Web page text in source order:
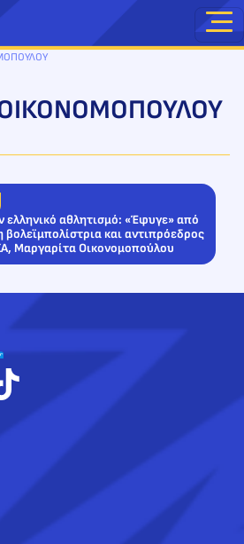
ελληνικό αθλητισμό: «Έφυγε» από
βολεϊμπολίστρια και αντιπρόεδρος
Μαργαρίτα Οικονομοπούλου